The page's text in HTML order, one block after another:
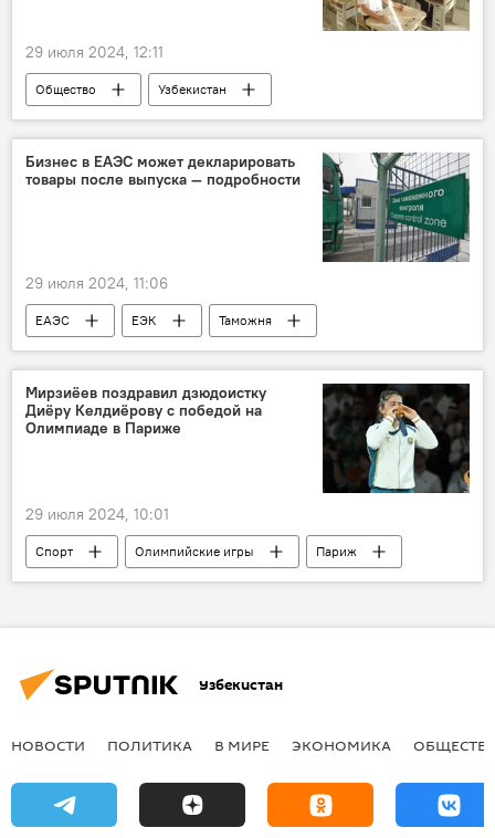
29 июля 2024, 12:11
Общество
Узбекистан
абитуриенты
вузы
высшее образование
министерство высшего образования, науки и инноваций Узбекистана
Бизнес в ЕАЭС может декларировать
товары после выпуска — подробности
29 июля 2024, 11:06
ЕАЭС ЕЭК
Таможня
декларация
Мирзиёев поздравил дзюдоистку
Диёру Келдиёрову с победой на
Олимпиаде в Париже
29 июля 2024, 10:01
Спорт Олимпийские игры
Париж
Узбекистан
дзюдо
поздравление
золотая медаль
Узбекистан
НОВОСТИ ПОЛИТИКА В МИРЕ ЭКОНОМИКА